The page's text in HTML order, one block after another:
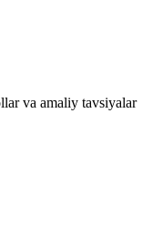
va amaliy tavsiyalar